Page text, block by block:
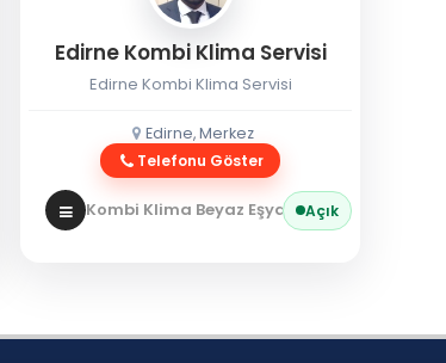
Edirne Kombi Klima Servisi
Edirne Kombi Klima Servisi
Edirne, Merkez
Telefonu Göster
Kombi Klima Beyaz Eşya Kombi Servisi
Açık